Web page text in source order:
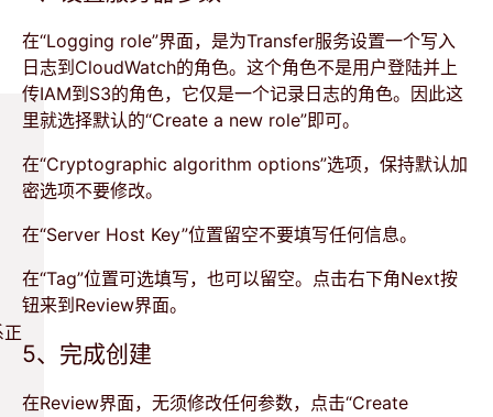
在“Logging role”界面，是为Transfer服务设置一个写入
日志到CloudWatch的角色。这个角色不是用户登陆并上
传IAM到S3的角色，它仅是一个记录日志的角色。因此这
里就选择默认的“Create a new role”即可。
在“Cryptographic algorithm options”选项，保持默认加
密选项不要修改。
在“Server Host Key”位置留空不要填写任何信息。
在“Tag”位置可选填写，也可以留空。点击右下角Next按
钮来到Review界面。
5、完成创建
在Review界面，无须修改任何参数，点击“Create